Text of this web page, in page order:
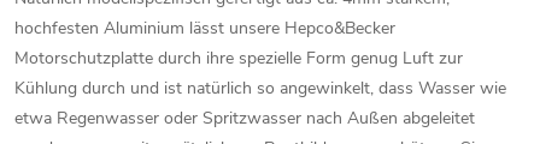
hochfesten Aluminium lässt unsere Hepco&Becker
Motorschutzplatte durch ihre spezielle Form genug Luft zur
Kühlung durch und ist natürlich so angewinkelt, dass Wasser wie
etwa Regenwasser oder Spritzwasser nach Außen abgeleitet